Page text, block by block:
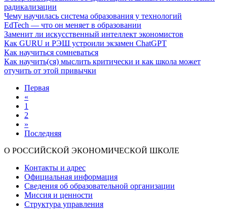
радикализации
Чему научилась система образования у технологий
EdTech — что он меняет в образовании
Заменит ли искусственный интеллект экономистов
Как GURU и РЭШ устроили экзамен ChatGPT
Как научиться сомневаться
Как научить(ся) мыслить критически и как школа может
отучить от этой привычки
Первая
«
1
2
»
Последняя
О РОССИЙСКОЙ ЭКОНОМИЧЕСКОЙ ШКОЛЕ
Контакты и адрес
Официальная информация
Сведения об образовательной организации
Миссия и ценности
Структура управления